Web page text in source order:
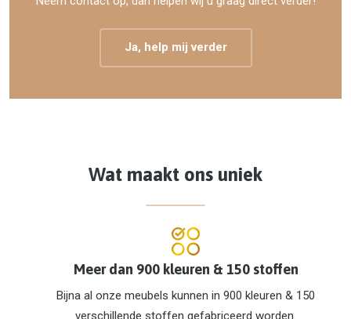
Ja, help mij verder
Wat maakt ons uniek
Meer dan 900 kleuren & 150 stoffen
Bijna al onze meubels kunnen in 900 kleuren & 150
verschillende stoffen gefabriceerd worden.